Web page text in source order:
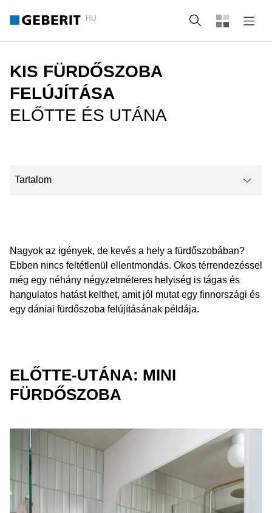
HU Keresés
KIS FÜRDŐSZOBA
FELÚJÍTÁSA
ELŐTTE ÉS UTÁNA
Tartalom
Előtte-utána példa: Fürdőszoba ferde tetővel
Geberit megoldások mini fürdőszobákhoz
Termékek egy tágasabb fürdőszobáért
Nagyok az igények, de kevés a hely a fürdőszobában?
Ebben nincs feltétlenül ellentmondás. Okos térrendezéssel
még egy néhány négyzetméteres helyiség is tágas és
hangulatos hatást kelthet, amit jól mutat egy finnországi és
egy dániai fürdőszoba felújításának példája.
ELŐTTE-UTÁNA: MINI
FÜRDŐSZOBA